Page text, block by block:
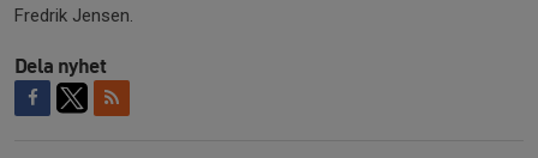
Fredrik Jensen.
Dela nyhet